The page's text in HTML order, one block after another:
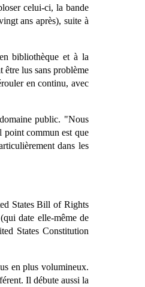
celui-ci, la bande
ans après), suite à
bibliothèque et à la
être lus sans problème
en continu, avec
public. "Nous
point commun est que
dans les
States Bill of Rights
date elle-même de
States Constitution
en plus volumineux.
Il débute aussi la